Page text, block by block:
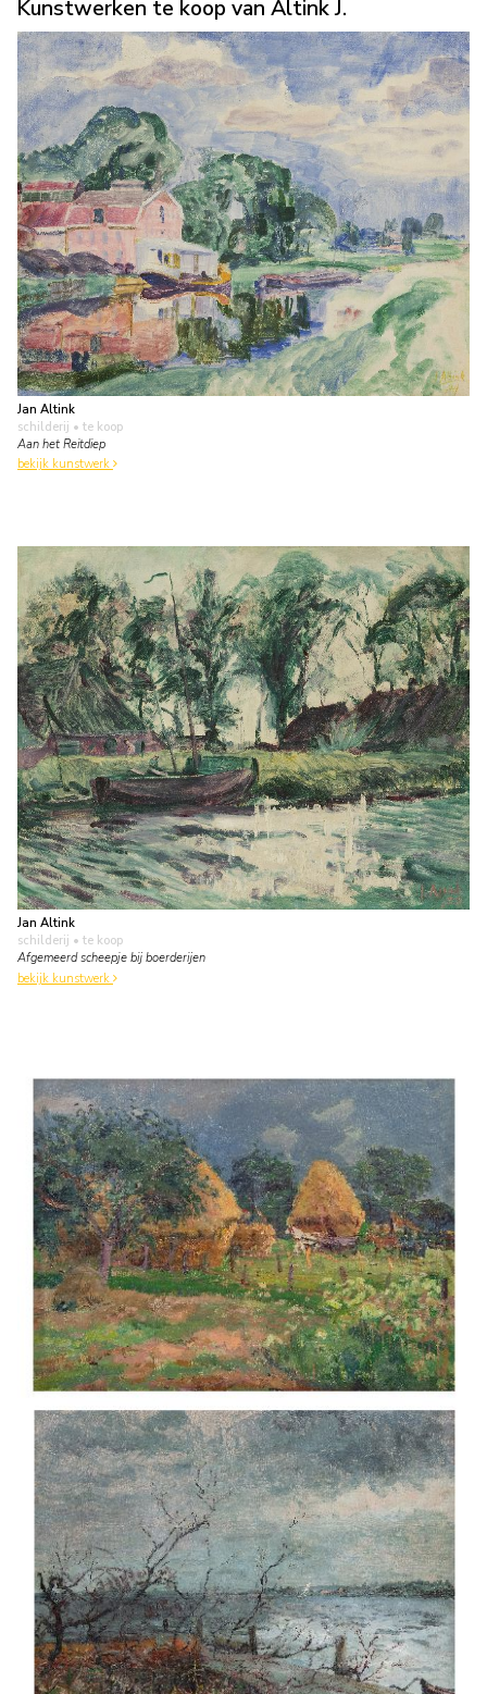
Kunstwerken te koop van Altink J.
Jan Altink
schilderij • te koop
Aan het Reitdiep
bekijk kunstwerk
Jan Altink
schilderij • te koop
Afgemeerd scheepje bij boerderijen
bekijk kunstwerk